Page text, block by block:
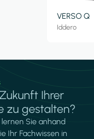
VERSO Q
Iddero
Ihrer
zu gestalten?
Sie anhand
Ihr Fachwissen in